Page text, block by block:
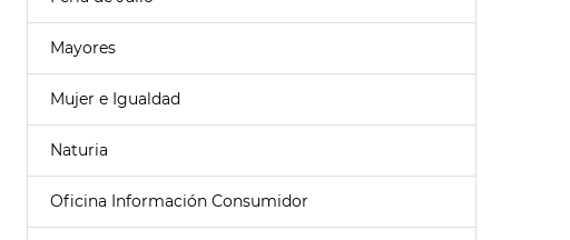
Mayores
Mujer e Igualdad
Naturia
Oficina Información Consumidor